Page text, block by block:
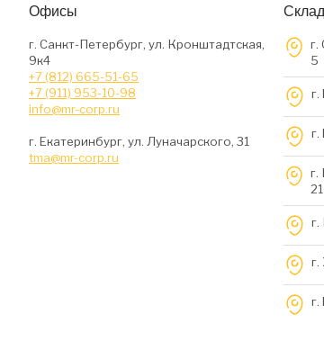
Офисы
г. Санкт-Петербург, ул. Кронштадтская,
9к4
+7 (812) 665-51-65
+7 (911) 953-10-98
info@mr-corp.ru
г. Екатеринбург, ул. Луначарского, 31
tma@mr-corp.ru
г.
5
г.
г.
21
г.
г.
г.